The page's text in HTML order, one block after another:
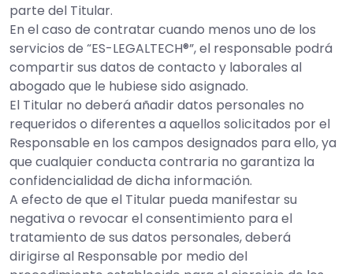
parte del Titular.
En el caso de contratar cuando menos uno de los
servicios de “ES-LEGALTECH®”, el responsable podrá
compartir sus datos de contacto y laborales al
abogado que le hubiese sido asignado.
El Titular no deberá añadir datos personales no
requeridos o diferentes a aquellos solicitados por el
Responsable en los campos designados para ello, ya
que cualquier conducta contraria no garantiza la
confidencialidad de dicha información.
A efecto de que el Titular pueda manifestar su
negativa o revocar el consentimiento para el
tratamiento de sus datos personales, deberá
dirigirse al Responsable por medio del